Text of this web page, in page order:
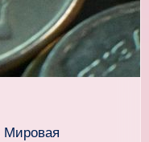
Мировая